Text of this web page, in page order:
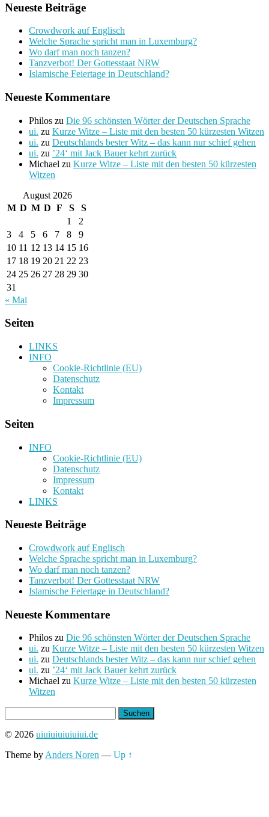
Neueste Beiträge
Crowdwork auf Englisch
Welche Sprache spricht man in Luxemburg?
Wo darf man noch tanzen?
Tanzverbot! Der Gottesstaat NRW
Islamische Feiertage in Deutschland?
Neueste Kommentare
Philos zu Die 96 schönsten Wörter der Deutschen Sprache
ui. zu Kurze Witze – Liste mit den besten 50 kürzesten Witzen
ui. zu Deutschlands bester Witz – das kann nur schief gehen
ui. zu ’24‘ mit Jack Bauer kehrt zurück
Michael zu Kurze Witze – Liste mit den besten 50 kürzesten
Witzen
August 2026
M D M D F S
S
1
2
3
4 5 6 7 8
9
10 11 12 13 14 15 16
17 18 19 20 21 22 23
24 25 26 27 28 29 30
31
« Mai
Seiten
LINKS
INFO
Cookie-Richtlinie (EU)
Datenschutz
Kontakt
Impressum
Seiten
INFO
Cookie-Richtlinie (EU)
Datenschutz
Impressum
Kontakt
LINKS
Neueste Beiträge
Crowdwork auf Englisch
Welche Sprache spricht man in Luxemburg?
Wo darf man noch tanzen?
Tanzverbot! Der Gottesstaat NRW
Islamische Feiertage in Deutschland?
Neueste Kommentare
Philos zu Die 96 schönsten Wörter der Deutschen Sprache
ui. zu Kurze Witze – Liste mit den besten 50 kürzesten Witzen
ui. zu Deutschlands bester Witz – das kann nur schief gehen
ui. zu ’24‘ mit Jack Bauer kehrt zurück
Michael zu Kurze Witze – Liste mit den besten 50 kürzesten
Witzen
nach:
© 2026 uiuiuiuiuiuiui.de
Theme byAnders Noren — Up ↑